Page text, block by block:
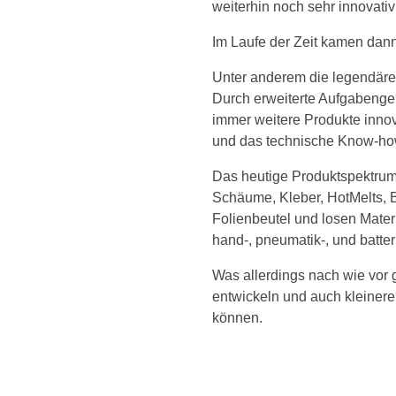
weiterhin noch sehr
Im Laufe der Zeit kamen
Unter anderem die
Durch erweiterte
immer weitere Produkte
und das technische Know-
Das heutige
Schäume, Kleber, HotMelts,
Folienbeutel und losen
hand-, pneumatik-, und
Was allerdings nach wie vor
entwickeln und auch
können.